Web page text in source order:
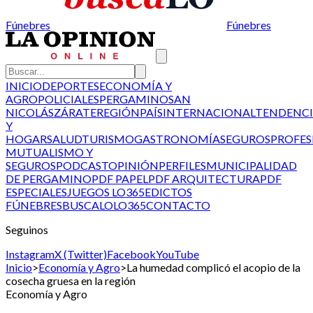
Fúnebres Fúnebres
INICIODEPORTESECONOMÍA Y
AGROPOLICIALESPERGAMINOSAN
NICOLÁSZÁRATEREGIÓNPAÍSINTERNACIONAL
Y
HOGARSALUDTURISMOGASTRONOMÍASEGUROS
MUTUALISMO Y
SEGUROSPODCASTOPINIÓNPERFILESMUNICIPALIDAD
DE PERGAMINOPDF PAPELPDF ARQUITECTURAPDF
ESPECIALESJUEGOS LO365EDICTOS
FÚNEBRESBUSCALOLO365CONTACTO
Seguinos
InstagramX (Twitter)FacebookYouTube
Inicio>Economía y Agro>La humedad complicó el acopio de la
cosecha gruesa en la región
Economía y Agro